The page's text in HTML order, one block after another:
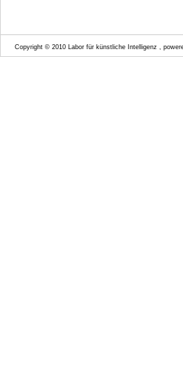
Copyright © 2010 Labor für künstliche Intelligenz ,